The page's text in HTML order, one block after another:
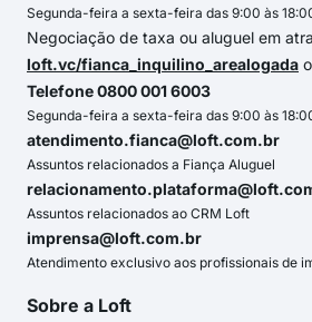
Segunda-feira a sexta-feira das 9:00 às
Negociação de taxa ou aluguel em
loft.vc/fianca_inquilino_arealogada
Telefone 0800 001 6003
Segunda-feira a sexta-feira das 9:00 às
atendimento.fianca@loft.com.br
Assuntos relacionados a Fiança Aluguel
Assuntos relacionados ao CRM Loft
imprensa@loft.com.br
Atendimento exclusivo aos profissionais de
Sobre a Loft